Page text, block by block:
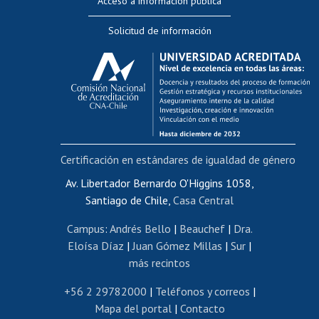
Evaluación docente
Calificación académica
Postulación al AUCAI
Funcionarias/os
Cursos internos de capacitación
Bienestar del personal
Portal de movilidad interna
Certificado de renta
Certificado de renta honorarios
Editar páginas blancas
Extranjeras/os
Revalidación y reconocimiento de títulos
Postulación al Programa de Movilidad Estudiantil
Solicitud de información
Av. Libertador Bernardo O'Higgins 1058,
Santiago de Chile, Casa Central
Campus: Andrés Bello | Beauchef| Dra.
Eloísa Díaz |Juan Gómez Millas | Sur |
más recintos
+56 2 29782000 | Teléfonos y correos |
Mapa del portal| Contacto
Certificación en estándares de igualdad de género